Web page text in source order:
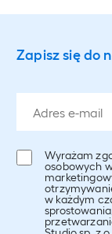
Zapisz się do
Wyrażam
osobowych
w każdym